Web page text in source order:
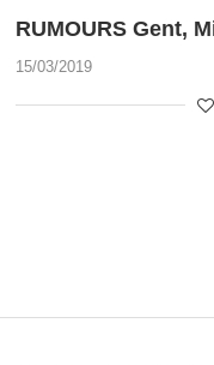
RUMOURS Gent,
15/03/2019